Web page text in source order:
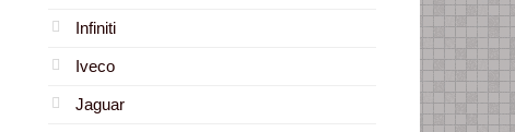
Infiniti
Iveco
Jaguar